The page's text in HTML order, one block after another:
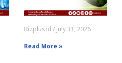
Bizplus.id July 31, 2026
Read More »